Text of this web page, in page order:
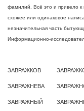
фамилий. Всё это и привело
схожее или одинаковое
незначительная часть
Информационно-
ЗАВРАЖКОВ
ЗАВРАЖНЕВА
ЗАВРАЖНЫЙ